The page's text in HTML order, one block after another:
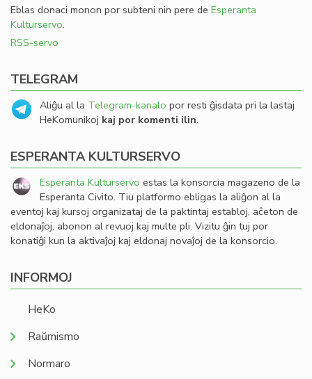
Eblas donaci monon por subteni nin pere de Esperanta
Kulturservo.
RSS-servo
TELEGRAM
Aliĝu al la Telegram-kanalo por resti ĝisdata pri la lastaj
HeKomunikoj kaj por komenti ilin.
ESPERANTA KULTURSERVO
Esperanta Kulturservo estas la konsorcia magazeno de la
Esperanta Civito. Tiu platformo ebligas la aliĝon al la
eventoj kaj kursoj organizataj de la paktintaj establoj, aĉeton de
eldonaĵoj, abonon al revuoj kaj multe pli. Vizitu ĝin tuj por
konatiĝi kun la aktivaĵoj kaj eldonaj novaĵoj de la konsorcio.
INFORMOJ
HeKo
Raŭmismo
Normaro